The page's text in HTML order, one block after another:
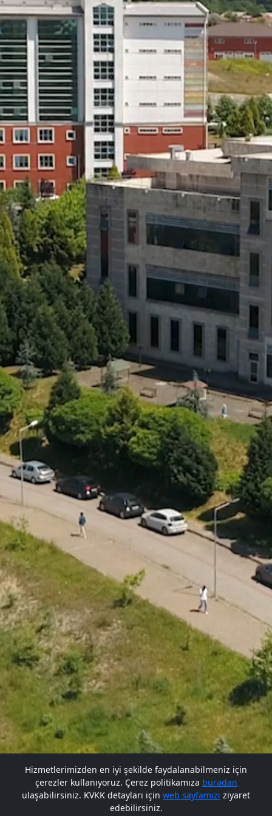
Gelecek BARÜ'de
Hizmetlerimizden en iyi şekilde faydalanabilmeniz için
çerezler kullanıyoruz. Çerez politikamıza buradan
ulaşabilirsiniz. KVKK detayları için web sayfamızı ziyaret
edebilirsiniz.